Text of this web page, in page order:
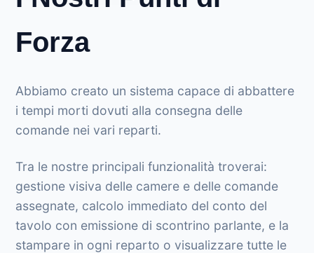
Forza
Abbiamo creato un sistema capace di abbattere
i tempi morti dovuti alla consegna delle
comande nei vari reparti.
Tra le nostre principali funzionalità troverai:
gestione visiva delle camere e delle comande
assegnate, calcolo immediato del conto del
tavolo con emissione di scontrino parlante, e la
stampare in ogni reparto o visualizzare tutte le